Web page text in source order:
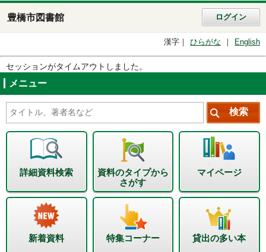
豊橋市図書館 ログイン
漢字 ひらがな English
セッションがタイムアウトしました。
メニュー
詳細資料検索
資料のタイプから
さがす
マイページ
新着資料 特集コーナー 貸出の多い本